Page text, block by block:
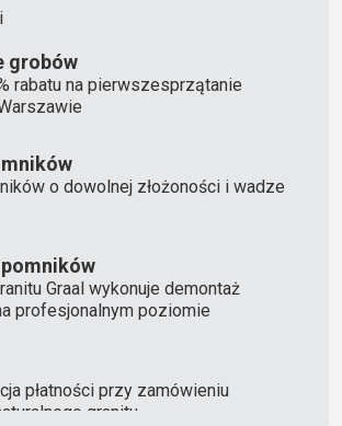
grobów
rabatu na pierwszesprzątanie
o dowolnej złożoności i wadze
Graal wykonuje demontaż
profesjonalnym poziomie
płatności przy zamówieniu
granitu